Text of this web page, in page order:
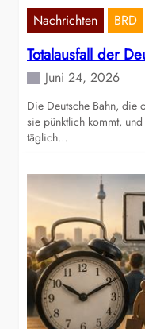
Nachrichten BRD
Totalausfall der
Juni 24, 2026
Die Deutsche Bahn, die
sie pünktlich kommt,
täglich…